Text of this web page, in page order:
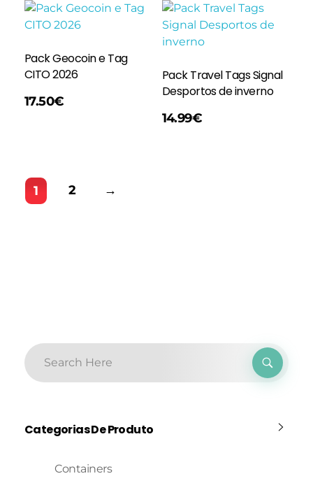
Pack Geocoin e Tag
CITO 2026
17.50€
Pack Travel Tags Signal
Desportos de inverno
14.99€
1 2 →
Categorias De Produto
Containers